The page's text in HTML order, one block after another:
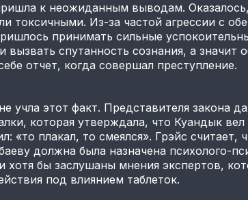
к неожиданным выводам.
токсичными. Из-за частой агрессии с
принимать сильные
вызвать спутанность сознания, а значит
отчет, когда совершал преступление.
учла этот факт. Представителя закона
которая утверждала, что Куандык вел
«то плакал, то смеялся». Грэйс считает,
должна была назначена психолого-
хотя бы заслушаны мнения экспертов,
под влиянием таблеток.